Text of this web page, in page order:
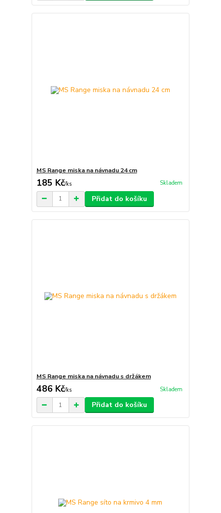
MS Range miska na návnadu 24 cm
185 Kč/ks Skladem
Přidat do košíku
MS Range miska na návnadu s držákem
486 Kč/ks Skladem
Přidat do košíku